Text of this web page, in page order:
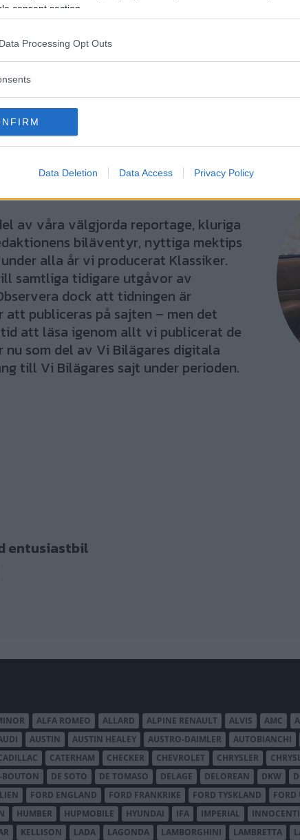
consent section.
Processing Opt Outs
Data Deletion Data Access Privacy Policy
Är du redan prenumerant på vår papperstidning?
av våra välgjorda reportage, kluriga
biläventyr, nyttiga mektips
alla år vi producerat Klassiker.
samtliga tidigare utgåvor av
dock att tidningen är
publiceras på sajten – men det
att läsa igenom allt vi publicerat de
nu som del av Vi Bilägares digitala
till Vi Bilägares sajt under perioden.
entusiastbil
ALFA ROMEO ALLARD ALPINE RENAULT ALVIS AMC
AUSTIN AUSTIN HEALEY AUSTRO-DAIMLER AUTOBIANCHI
CATERHAM CHECKER CHEVROLET CHRYSLER
DE SOTO DE TOMASO DELAGE DELOREAN DKW
FORD ENGLAND FORD FRANKRIKE FORD TYSKLAND FORD
HUMBER HUPMOBILE HYUNDAI IFA IMPERIAL INNOCENTI
KELLISON LADA LAGONDA LAMBORGHINI LAMBRETTA